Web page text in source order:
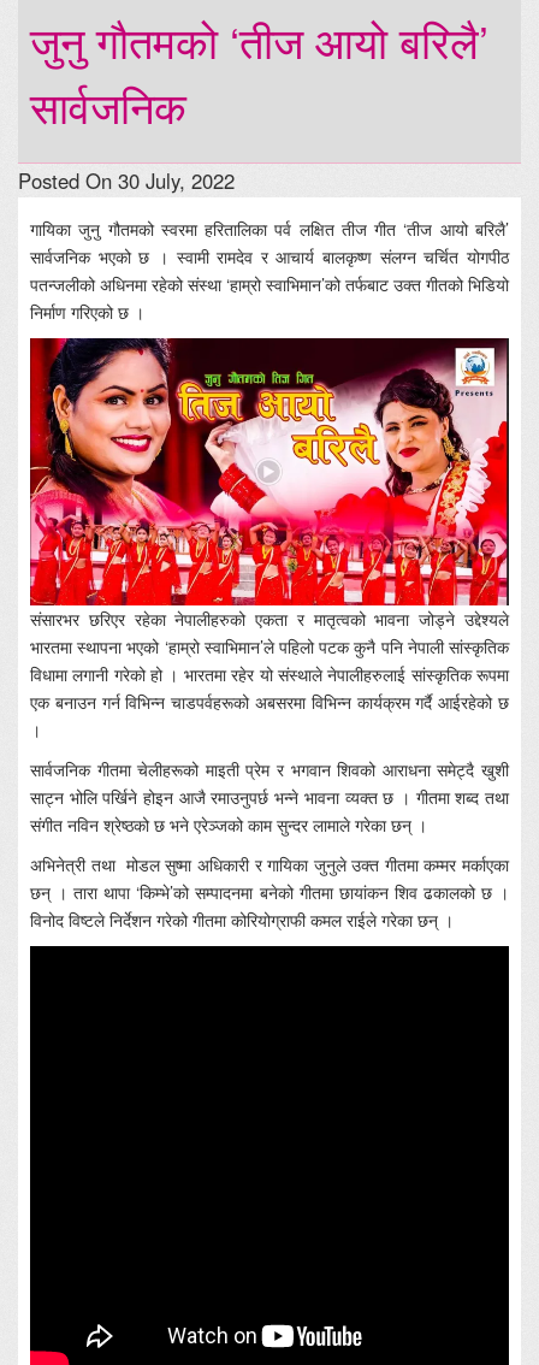
जुनु गौतमको ‘तीज आयो बरिलै’
सार्वजनिक
Posted On 30 July, 2022
गायिका जुनु गौतमको स्वरमा हरितालिका पर्व लक्षित तीज गीत ‘तीज आयो बरिलै’
सार्वजनिक भएको छ । स्वामी रामदेव र आचार्य बालकृष्ण संलग्न चर्चित योगपीठ
पतन्जलीको अधिनमा रहेको संस्था ‘हाम्रो स्वाभिमान’को तर्फबाट उक्त गीतको भिडियो
निर्माण गरिएको छ ।
संसारभर छरिएर रहेका नेपालीहरुको एकता र मातृत्वको भावना जोड्ने उद्देश्यले
भारतमा स्थापना भएको ‘हाम्रो स्वाभिमान’ले पहिलो पटक कुनै पनि नेपाली सांस्कृतिक
विधामा लगानी गरेको हो । भारतमा रहेर यो संस्थाले नेपालीहरुलाई सांस्कृतिक रूपमा
एक बनाउन गर्न विभिन्न चाडपर्वहरूको अबसरमा विभिन्न कार्यक्रम गर्दै आईरहेको छ
।
सार्वजनिक गीतमा चेलीहरूको माइती प्रेम र भगवान शिवको आराधना समेट्दै खुशी
साट्न भोलि पर्खिने होइन आजै रमाउनुपर्छ भन्ने भावना व्यक्त छ । गीतमा शब्द तथा
संगीत नविन श्रेष्ठको छ भने एरेञ्जको काम सुन्दर लामाले गरेका छन् ।
अभिनेत्री तथा मोडल सुष्मा अधिकारी र गायिका जुनुले उक्त गीतमा कम्मर मर्काएका
छन् । तारा थापा ‘किम्भे’को सम्पादनमा बनेको गीतमा छायांकन शिव ढकालको छ ।
विनोद विष्टले निर्देशन गरेको गीतमा कोरियोग्राफी कमल राईले गरेका छन् ।